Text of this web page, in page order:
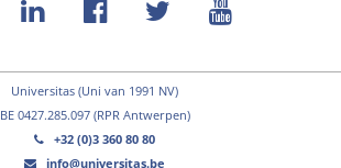
Universitas (Uni van 1991 NV)
BE 0427.285.097 (RPR Antwerpen)
+32 (0)3 360 80 80
info@universitas.be